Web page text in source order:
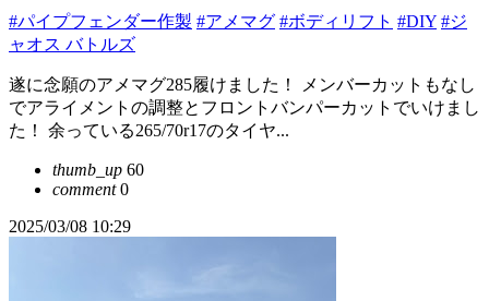
#パイプフェンダー作製 #アメマグ #ボディリフト #DIY #ジ
ャオス バトルズ
遂に念願のアメマグ285履けました！ メンバーカットもなし
でアライメントの調整とフロントバンパーカットでいけまし
た！ 余っている265/70r17のタイヤ...
thumb_up 60
comment0
2025/03/08 10:29